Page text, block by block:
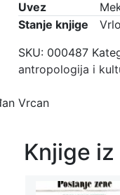
Uvez
Stanje knjige
SKU: 000487
antropologija i
Vrcan
Knjige